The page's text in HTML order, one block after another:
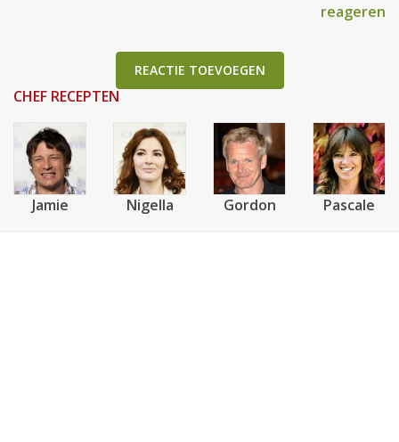
reageren
REACTIE TOEVOEGEN
CHEF RECEPTEN
Jamie Nigella Gordon Pascale